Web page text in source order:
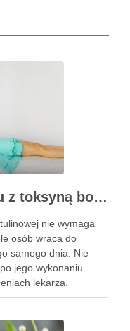
Czego unikać po zabiegu z toksyną botulinową?
nie wymaga
osób wraca do
samego dnia. Nie
jego wykonaniu
lekarza.
znaczenie dla